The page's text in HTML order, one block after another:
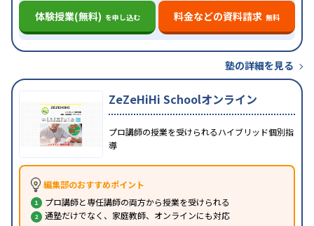
体験授業(無料) を申し込む 料金などの資料請求 無料
塾の詳細を見る
ZeZeHiHi Schoolオンライン
プロ講師の授業を受けられるハイブリッド個別指
導
編集部のおすすめポイント
プロ講師と専任講師の両方から授業を受けられる
通塾だけでなく、家庭教師、オンラインにも対応